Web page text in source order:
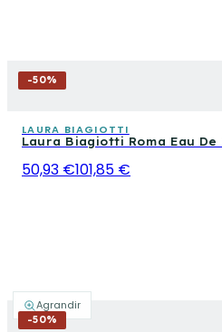
Agrandir
-50%
LAURA BIAGIOTTI
Laura Biagiotti Roma Eau
50,93 €101,85 €
-50%